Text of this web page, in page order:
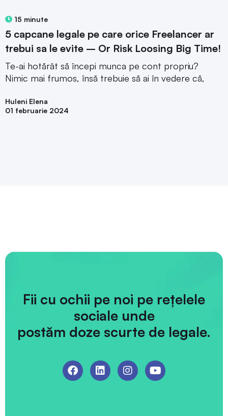
15 minute
5 capcane legale pe care orice Freelancer ar
trebui sa le evite – Or Risk Loosing Big Time!
Te-ai hotărât să începi munca pe cont propriu?
Nimic mai frumos, însă trebuie să ai în vedere că,
Huleni Elena
01 februarie 2024
Fii cu ochii pe noi pe rețelele
sociale unde
postăm doze scurte de legale.